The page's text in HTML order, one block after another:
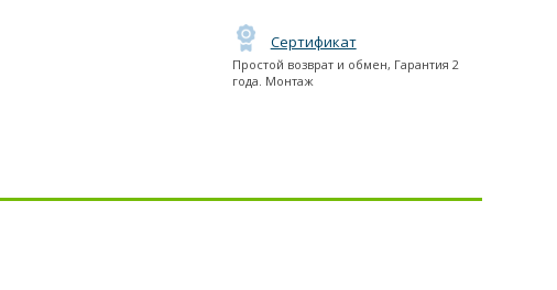
Сертификат
Простой возврат и обмен, Гарантия 2
года. Монтаж